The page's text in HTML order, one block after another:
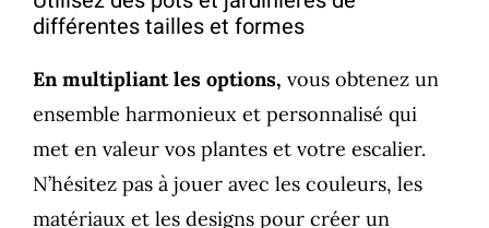
différentes tailles et formes
En multipliant les options, vous obtenez un
ensemble harmonieux et personnalisé qui
met en valeur vos plantes et votre escalier.
N’hésitez pas à jouer avec les couleurs, les
matériaux et les designs pour créer un